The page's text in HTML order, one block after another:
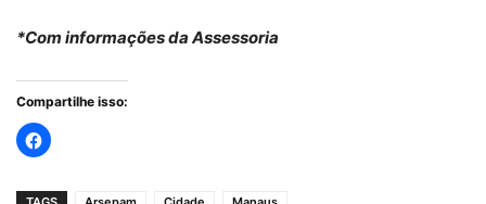
*Com informações da Assessoria
Compartilhe isso: